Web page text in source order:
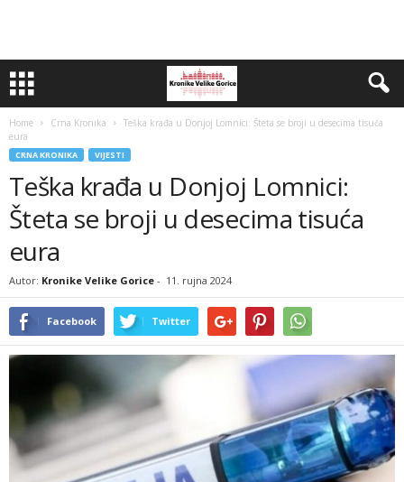
Home Crna Kronika
Teška krađa u Donjoj Lomnici: Šteta se broji u desecima tisuća
eura
CRNA KRONIKA VIJESTI
Teška krađa u Donjoj Lomnici:
Šteta se broji u desecima tisuća
eura
Autor: Kronike Velike Gorice - 11. rujna 2024
Facebook Twitter